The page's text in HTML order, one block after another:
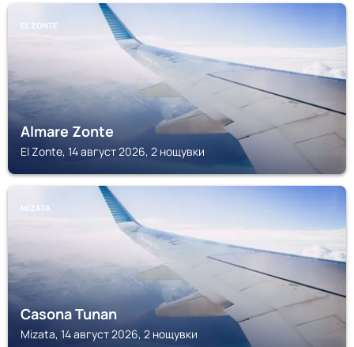
EL ZONTE
Almare Zonte
El Zonte, 14 август 2026, 2 нощувки
MIZATA
Casona Tunan
Mizata, 14 август 2026, 2 нощувки